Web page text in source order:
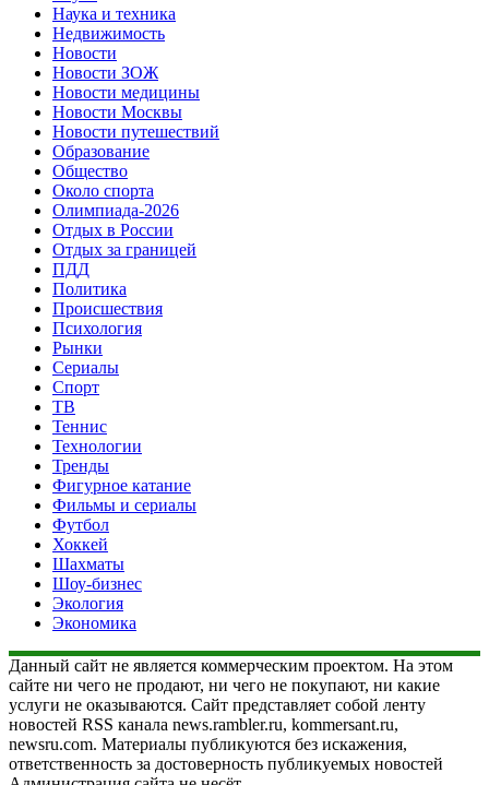
Наука и техника
Недвижимость
Новости
Новости ЗОЖ
Новости медицины
Новости Москвы
Новости путешествий
Образование
Общество
Около спорта
Олимпиада-2026
Отдых в России
Отдых за границей
ПДД
Политика
Происшествия
Психология
Рынки
Сериалы
Спорт
ТВ
Теннис
Технологии
Тренды
Фигурное катание
Фильмы и сериалы
Футбол
Хоккей
Шахматы
Шоу-бизнес
Экология
Экономика
Данный сайт не является коммерческим проектом. На этом
сайте ни чего не продают, ни чего не покупают, ни какие
услуги не оказываются. Сайт представляет собой ленту
новостей RSS канала news.rambler.ru, kommersant.ru,
newsru.com. Материалы публикуются без искажения,
ответственность за достоверность публикуемых новостей